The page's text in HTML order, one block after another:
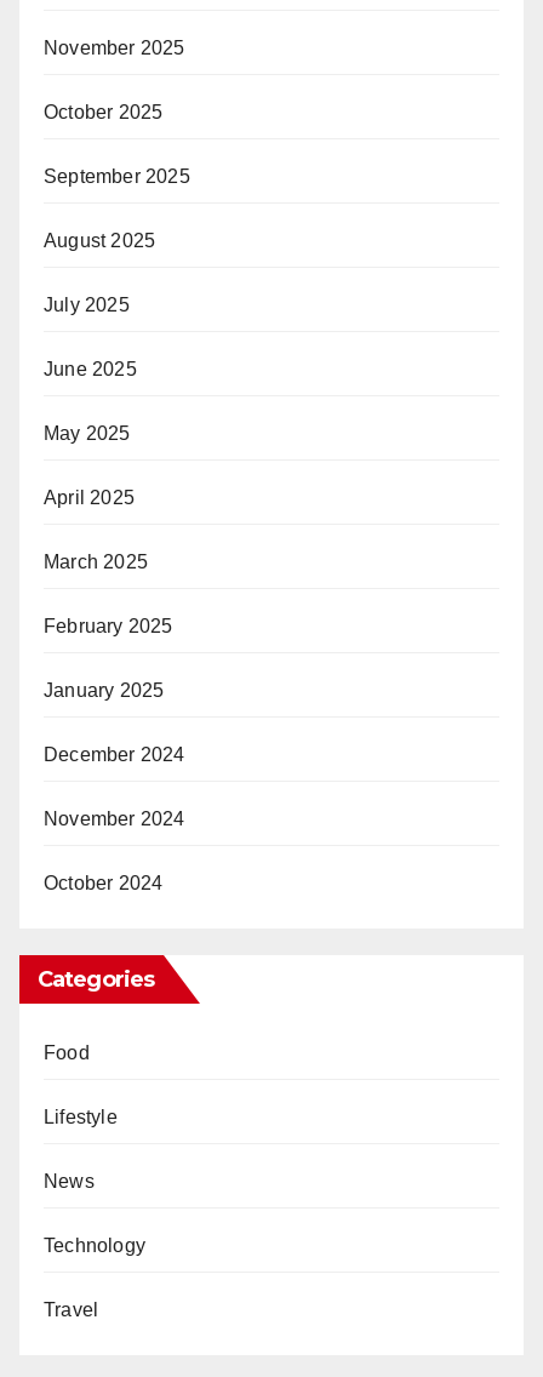
November 2025
October 2025
September 2025
August 2025
July 2025
June 2025
May 2025
April 2025
March 2025
February 2025
January 2025
December 2024
November 2024
October 2024
Categories
Food
Lifestyle
News
Technology
Travel